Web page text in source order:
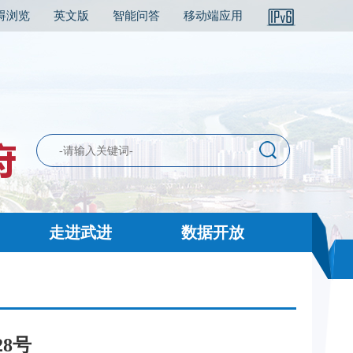
浏览 英文版 智能问答 移动端应用
走进武进 数据开放
号